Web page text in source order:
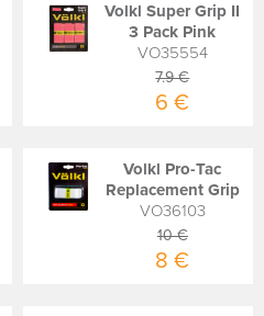
Volkl Super Grip II
3 Pack Pink
VO35554
7.9 €
6 €
Volkl Pro-Tac
Replacement Grip
VO36103
10 €
8 €